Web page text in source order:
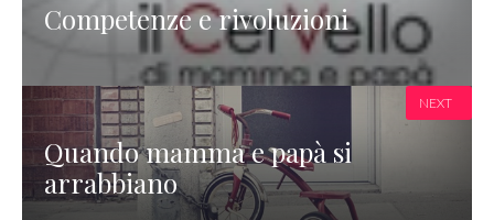
Competenze e rivoluzioni
Quando mamma e papà si
arrabbiano
NEXT